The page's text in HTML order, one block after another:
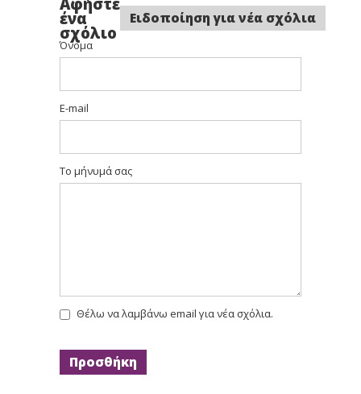
ένα
σχόλιο
Ειδοποίηση για νέα σχόλια
Όνομα
E-mail
Το μήνυμά σας
Θέλω να λαμβάνω email για νέα σχόλια.